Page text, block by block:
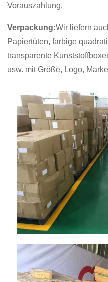
Vorauszahlung.
Verpackung:Wir liefern
Papiertüten, farbige
transparente
usw. mit Größe, Logo,